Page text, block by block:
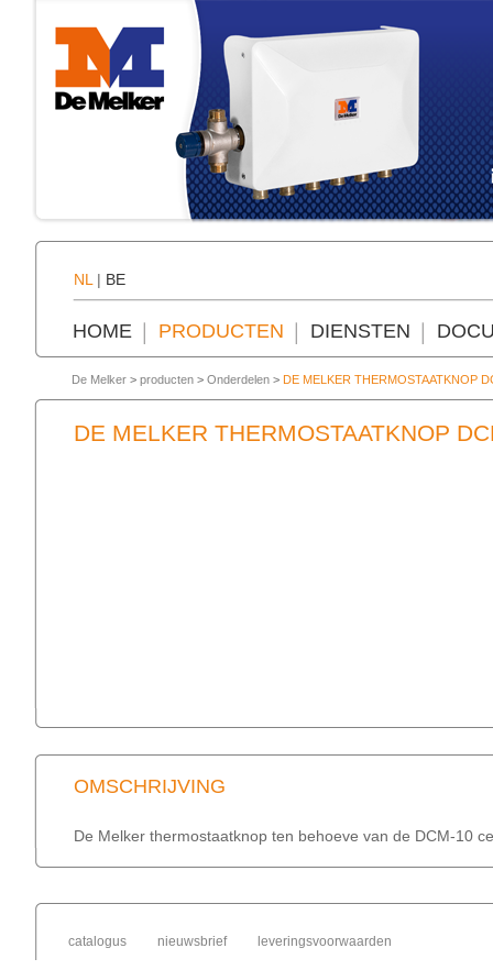
NL | BE
HOME PRODUCTEN DIENSTEN
De Melker > producten > Onderdelen > DE MELKER THERMOSTAATKNOP
DE MELKER THERMOSTAATKNOP
OMSCHRIJVING
De Melker thermostaatknop ten behoeve van de DCM-10
catalogus nieuwsbrief leveringsvoorwaarden